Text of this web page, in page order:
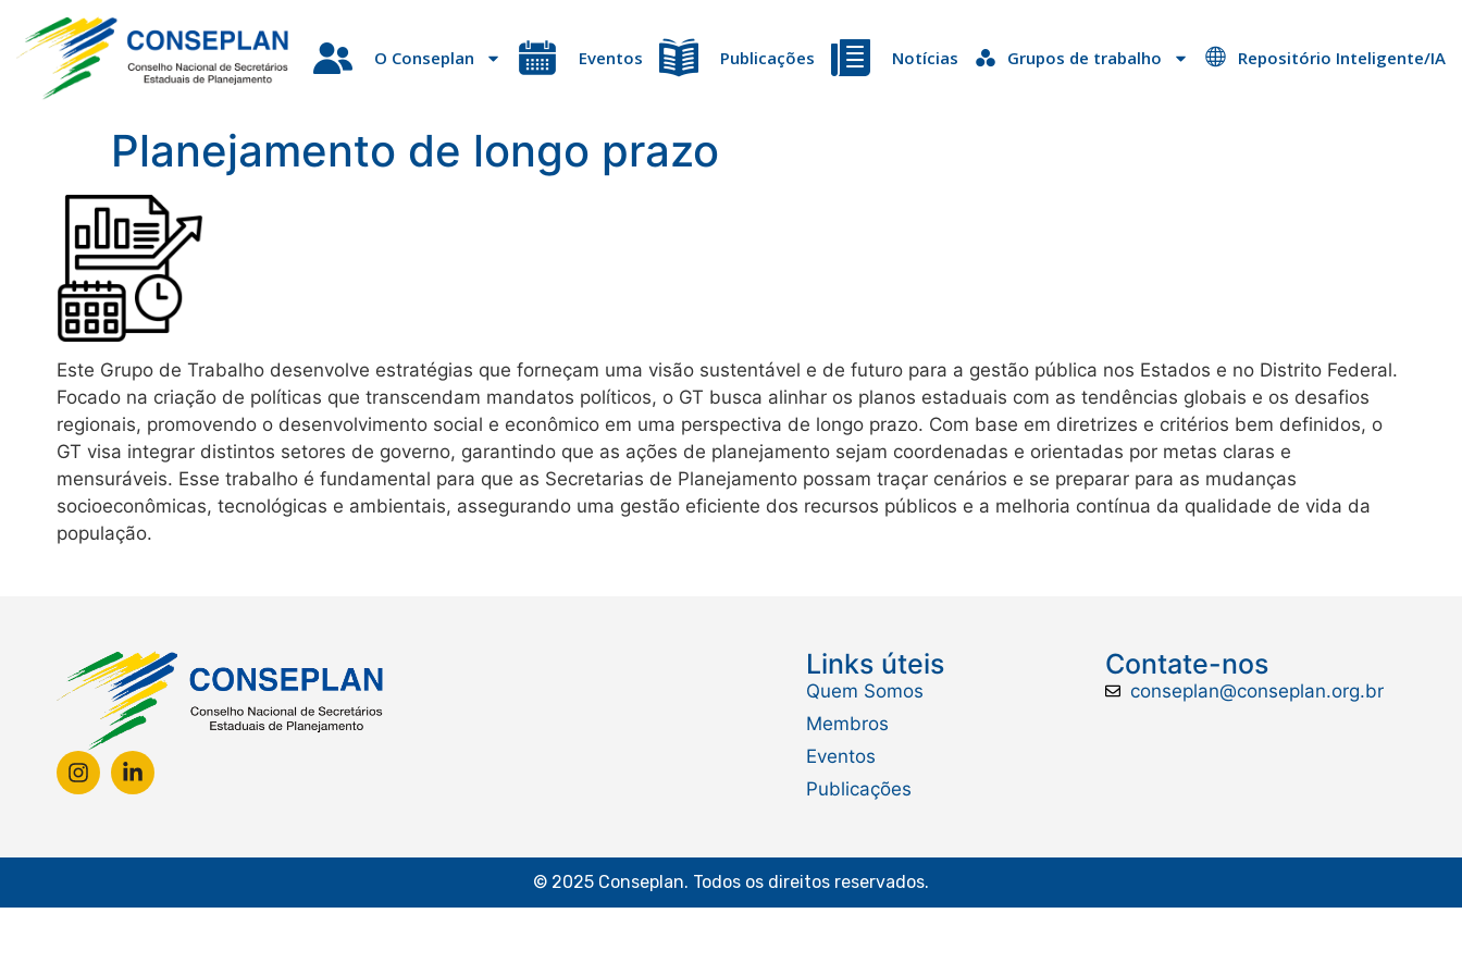
O Conseplan Eventos Publicações Notícias Grupos de trabalho Repositório Inteligente/IA
Planejamento de longo prazo
Este Grupo de Trabalho desenvolve estratégias que forneçam uma visão sustentável e de futuro para a gestão pública nos Estados e no Distrito Federal.
Focado na criação de políticas que transcendam mandatos políticos, o GT busca alinhar os planos estaduais com as tendências globais e os desafios
regionais, promovendo o desenvolvimento social e econômico em uma perspectiva de longo prazo. Com base em diretrizes e critérios bem definidos, o
GT visa integrar distintos setores de governo, garantindo que as ações de planejamento sejam coordenadas e orientadas por metas claras e
mensuráveis. Esse trabalho é fundamental para que as Secretarias de Planejamento possam traçar cenários e se preparar para as mudanças
socioeconômicas, tecnológicas e ambientais, assegurando uma gestão eficiente dos recursos públicos e a melhoria contínua da qualidade de vida da
população.
Links úteis
Quem Somos
Membros
Eventos
Publicações
Contate-nos
conseplan@conseplan.org.br
© 2025 Conseplan. Todos os direitos reservados.